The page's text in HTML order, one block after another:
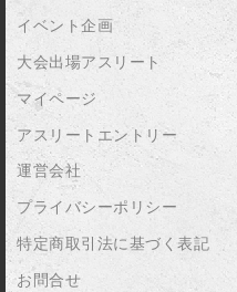
イベント企画
大会出場アスリート
マイページ
アスリートエントリー
運営会社
プライバシーポリシー
特定商取引法に基づく表記
お問合せ